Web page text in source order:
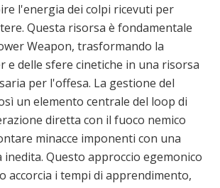
l'energia dei colpi ricevuti per
Questa risorsa è fondamentale
Weapon, trasformando la
e delle sfere cinetiche in una risorsa
per l'offesa. La gestione del
un elemento centrale del loop di
diretta con il fuoco nemico
minacce imponenti con una
inedita. Questo approccio egemonico
accorcia i tempi di apprendimento,